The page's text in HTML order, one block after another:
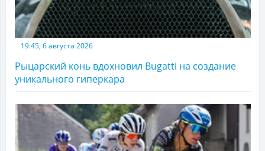
19:45, 6 августа 2026
Рыцарский конь вдохновил Bugatti на создание
уникального гиперкара